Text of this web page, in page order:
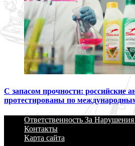
С запасом прочности: российские
протестированы по
Ответственность За
Контакты
Карта сайта